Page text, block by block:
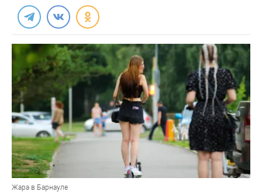
Жара в Барнауле